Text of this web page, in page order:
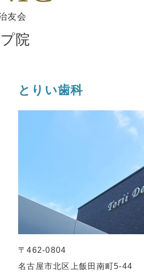
友会
院
とりい歯科
〒462-0804
名古屋市北区上飯田南町5-44